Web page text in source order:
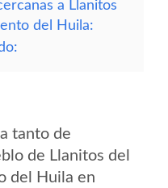
a Llanitos
del Huila:
tanto de
de Llanitos del
del Huila en